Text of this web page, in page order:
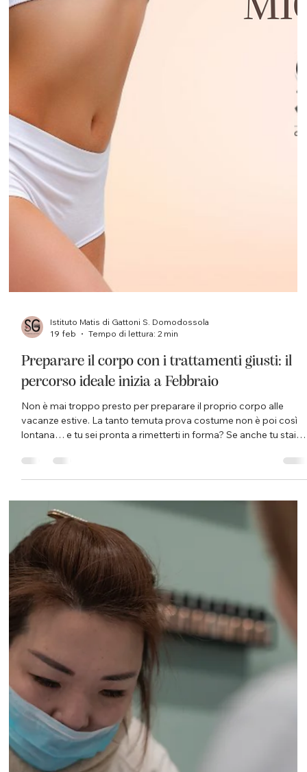
Istituto Matis di Gattoni S. Domodossola
Preparare il corpo con i trattamenti giusti: il
percorso ideale inizia a Febbraio
Non è mai troppo presto per preparare il proprio corpo alle
vacanze estive. La tanto temuta prova costume non è poi così
ancora “smaltendo” gli ultimi eccessi tra feste, dolci e Carnevale,
tranquilla: è assolutamente normale. Proprio per questo
Febbraio è il momento ideale per iniziare, senza stress e senza
fretta, un percorso mirato per ritrovare leggerezza e tonicità.
Dopo i mesi invernali, infatti, il corpo p